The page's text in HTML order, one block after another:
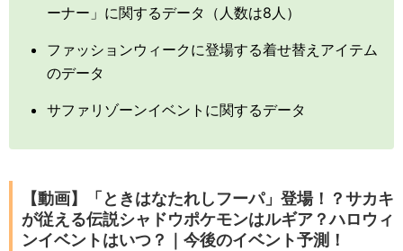
ーナー」に関するデータ（人数は8人）
ファッションウィークに登場する着せ替えアイテム
のデータ
サファリゾーンイベントに関するデータ
【動画】「ときはなたれしフーパ」登場！？サカキ
が従える伝説シャドウポケモンはルギア？ハロウィ
ンイベントはいつ？｜今後のイベント予測！